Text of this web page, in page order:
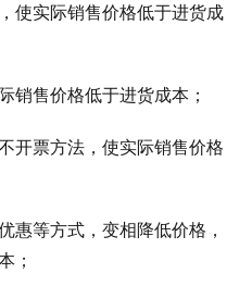
使实际销售价格低于进货成
销售价格低于进货成本；
开票方法，使实际销售价格
惠等方式，变相降低价格，
；